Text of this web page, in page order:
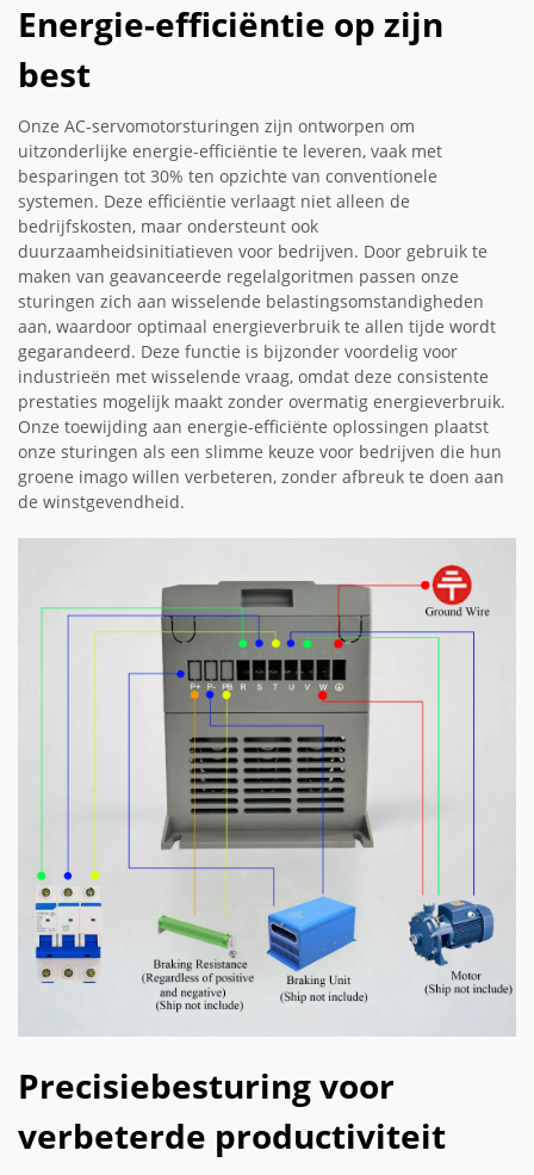
Energie-efficiëntie op zijn
best
Onze AC-servomotorsturingen zijn ontworpen om
uitzonderlijke energie-efficiëntie te leveren, vaak met
besparingen tot 30% ten opzichte van conventionele
systemen. Deze efficiëntie verlaagt niet alleen de
bedrijfskosten, maar ondersteunt ook
duurzaamheidsinitiatieven voor bedrijven. Door gebruik te
maken van geavanceerde regelalgoritmen passen onze
sturingen zich aan wisselende belastingsomstandigheden
aan, waardoor optimaal energieverbruik te allen tijde wordt
gegarandeerd. Deze functie is bijzonder voordelig voor
industrieën met wisselende vraag, omdat deze consistente
prestaties mogelijk maakt zonder overmatig energieverbruik.
Onze toewijding aan energie-efficiënte oplossingen plaatst
onze sturingen als een slimme keuze voor bedrijven die hun
groene imago willen verbeteren, zonder afbreuk te doen aan
de winstgevendheid.
Precisiebesturing voor
verbeterde productiviteit